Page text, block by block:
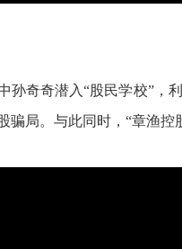
孙奇奇潜入“股民学校”
局。与此同时，“章渔控